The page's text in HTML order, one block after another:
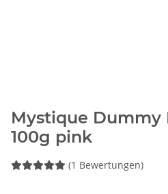
Mystique Dummy
100g pink
(1 Bewertungen)